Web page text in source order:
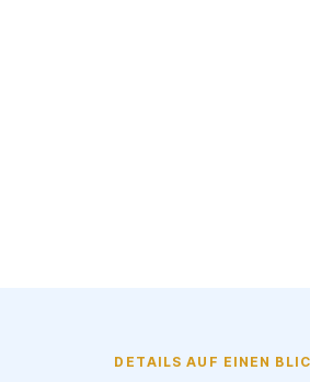
DETAILS AUF EINEN